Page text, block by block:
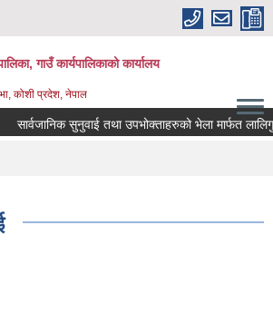
गाउँ कार्यपालिकाको कार्यालय
कोशी प्रदेश, नेपाल
सार्वजानिक सुनुवाई तथा उपभोक्ताहरुको भेला मार्फत